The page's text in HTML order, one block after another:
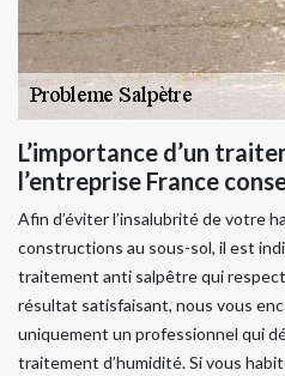
L’importance d’un
l’entreprise France
Afin d’éviter l’insalubrité de votre
constructions au sous-sol, il est
traitement anti salpêtre qui
résultat satisfaisant, nous vous
uniquement un professionnel qui
traitement d’humidité. Si vous